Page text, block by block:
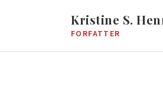
Kristine S.
FORFATTER